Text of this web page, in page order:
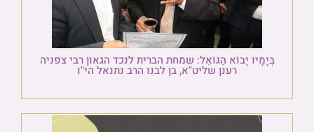
בְּיָמָיו יָבוֹא הַגּוֹאֵל: שמחת הברית לנכד הגאון רבי צפניה
רענן שליט"א, בן לבנו הרב נתנאל הי"ו